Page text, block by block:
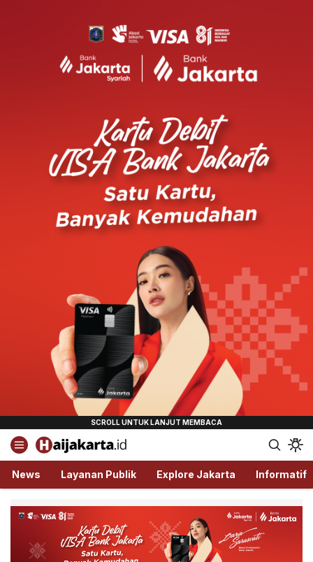
Haijakarta.id
Semua Tentang Jakarta Ada Disini!
News Layanan Publik Explore Jakarta Informatif